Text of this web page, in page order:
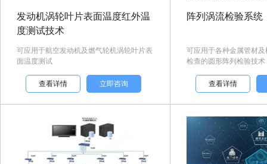
发动机涡轮叶片表面温度红外温
度测试技术
可应用于航空发动机及燃气轮机涡轮叶片表
面温度测试
查看详情 立即咨询
阵列涡流检验系统
可应用于各种金属管材
检查的圆形阵列检验技术
查看详情